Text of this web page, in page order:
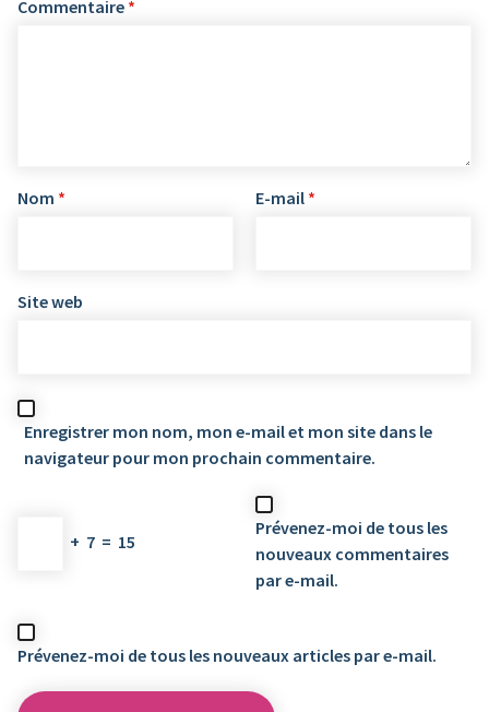
Commentaire *
Nom * E-mail *
Site web
Enregistrer mon nom, mon e-mail et mon site dans le
navigateur pour mon prochain commentaire.
+ 7 = 15
Prévenez-moi de tous les
nouveaux commentaires
par e-mail.
Prévenez-moi de tous les nouveaux articles par e-mail.